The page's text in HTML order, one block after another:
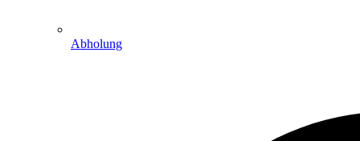
Abholung